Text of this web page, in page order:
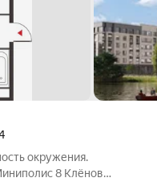
окружения.
8 Клёнов